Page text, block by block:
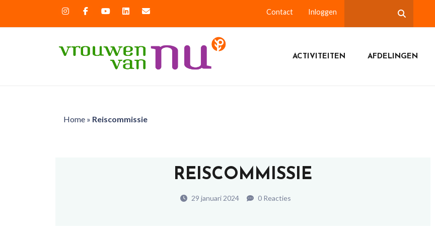
Contact Inloggen
ACTIVITEITEN AFDELINGEN
Home» Reiscommissie
REISCOMMISSIE
29 januari 2024 0 Reacties